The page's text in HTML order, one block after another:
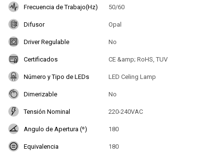
Frecuencia de Trabajo(Hz) 50/60
Difusor Opal
Driver Regulable No
Certificados CE &amp; RoHS, TUV
Número y Tipo de LEDs LED Celing Lamp
Dimerizable No
Tensión Nominal 220-240VAC
Angulo de Apertura (º) 180
Equivalencia 180